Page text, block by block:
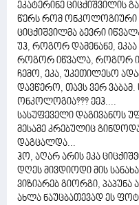
ეკატერინე ციცქიშვილის
წერს რომ ონკოლოგიური
ციცქიშვილმა ბევრი
უჰ, როგორ დამენანე, ეკაა
როგორ იწვალა, როგორ
ჩემო, ეკა, უკეთილესო
დავწერო, თავს ვერ ვაბამ.
ონკოლოგია??? ეეჰ....
სასუფეველი დაგივანოს
მესამე კრებულიც
დაგცალდა...
ჰო, აღარ არის ეკა
დღეს მივდიოდი მის
ვიზიარებ გიორგი, პაპუნა
ახლა ნაუცბათევად ეს